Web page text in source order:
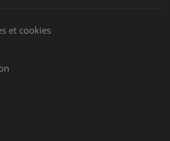
et cookies